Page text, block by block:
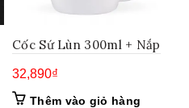
Cốc Sứ Lùn 300ml + Nắp
32,890₫
Thêm vào giỏ hàng